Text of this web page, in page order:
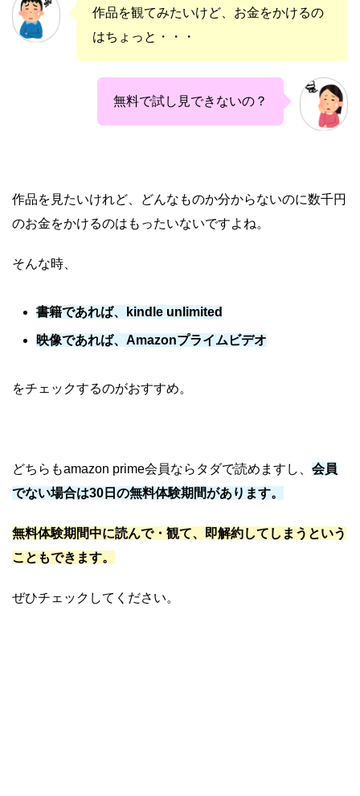
作品を観てみたいけど、お金をかけるの
はちょっと・・・
無料で試し見できないの？
作品を見たいけれど、どんなものか分からないのに数千円
のお金をかけるのはもったいないですよね。
そんな時、
書籍であれば、kindle unlimited
映像であれば、Amazonプライムビデオ
をチェックするのがおすすめ。
どちらもamazon prime会員ならタダで読めますし、 会員
でない場合は30日の無料体験期間があります。
無料体験期間中に読んで・観て、即解約してしまうという
こともできます。
ぜひチェックしてください。